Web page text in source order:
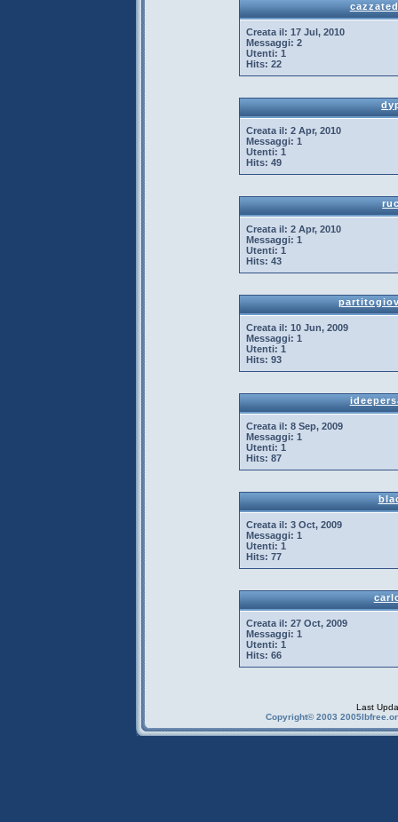
Creata il: 17 Jul, 2010
Messaggi: 2
Utenti: 1
Hits: 22
Creata il: 2 Apr, 2010
Messaggi: 1
Utenti: 1
Hits: 49
Creata il: 2 Apr, 2010
Messaggi: 1
Utenti: 1
Hits: 43
Creata il: 10 Jun, 2009
Messaggi: 1
Utenti: 1
Hits: 93
Creata il: 8 Sep, 2009
Messaggi: 1
Utenti: 1
Hits: 87
Creata il: 3 Oct, 2009
Messaggi: 1
Utenti: 1
Hits: 77
Creata il: 27 Oct, 2009
Messaggi: 1
Utenti: 1
Hits: 66
Last
Copyright© 2003